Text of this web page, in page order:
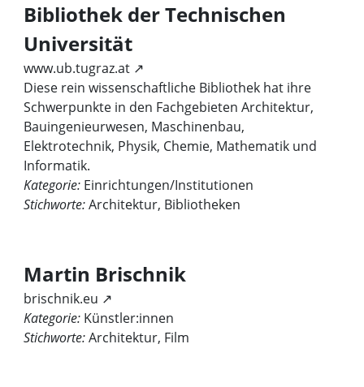
Bibliothek der Technischen
Universität
www.ub.tugraz.at ↗
Diese rein wissenschaftliche Bibliothek hat ihre
Schwerpunkte in den Fachgebieten Architektur,
Bauingenieurwesen, Maschinenbau,
Elektrotechnik, Physik, Chemie, Mathematik und
Informatik.
Kategorie: Einrichtungen/Institutionen
Stichworte:Architektur, Bibliotheken
Martin Brischnik
brischnik.eu ↗
Kategorie: Künstler:innen
Stichworte:Architektur, Film